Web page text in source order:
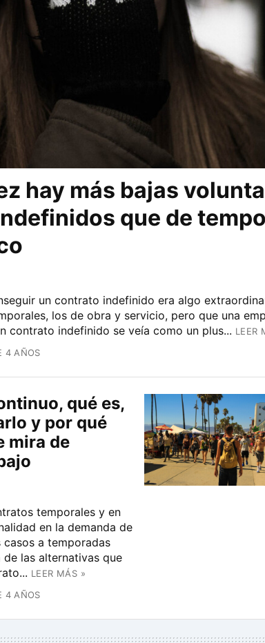
hay más bajas
que de
un contrato indefinido era algo
los de obra y servicio, pero que una
contrato indefinido se veía como un plus... LEER
4 AÑOS
qué es,
y por qué
mira de
temporales y en
en la demanda de
a temporadas
las alternativas que
LEER MÁS »
4 AÑOS